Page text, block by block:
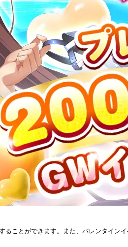
ことができます。また、バレンタイン